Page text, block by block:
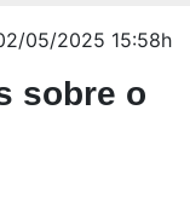
05/2025 15:58h
sobre o